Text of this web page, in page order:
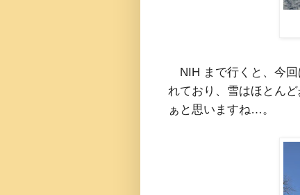
NIH まで行くと、今回
れており、雪はほとん
ぁと思いますね…。